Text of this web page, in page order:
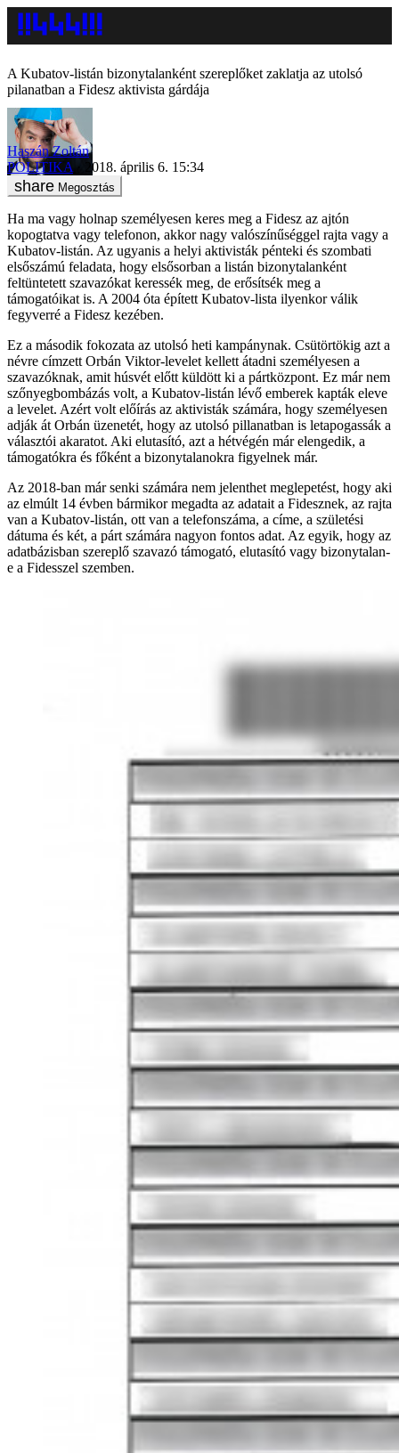
A Kubatov-listán bizonytalanként szereplőket zaklatja az utolsó
pilanatban a Fidesz aktivista gárdája
Haszán Zoltán
POLITIKA
2018. április 6. 15:34
Megosztás
Ha ma vagy holnap személyesen keres meg a Fidesz az ajtón
kopogtatva vagy telefonon, akkor nagy valószínűséggel rajta vagy a
Kubatov-listán. Az ugyanis a helyi aktivisták pénteki és szombati
elsőszámú feladata, hogy elsősorban a listán bizonytalanként
feltüntetett szavazókat keressék meg, de erősítsék meg a
támogatóikat is. A 2004 óta épített Kubatov-lista ilyenkor válik
fegyverré a Fidesz kezében.
Ez a második fokozata az utolsó heti kampánynak. Csütörtökig azt a
névre címzett Orbán Viktor-levelet kellett átadni személyesen a
szavazóknak, amit húsvét előtt küldött ki a pártközpont. Ez már nem
szőnyegbombázás volt, a Kubatov-listán lévő emberek kapták eleve
a levelet. Azért volt előírás az aktivisták számára, hogy személyesen
adják át Orbán üzenetét, hogy az utolsó pillanatban is letapogassák a
választói akaratot. Aki elutasító, azt a hétvégén már elengedik, a
támogatókra és főként a bizonytalanokra figyelnek már.
Az 2018-ban már senki számára nem jelenthet meglepetést, hogy aki
az elmúlt 14 évben bármikor megadta az adatait a Fidesznek, az rajta
van a Kubatov-listán, ott van a telefonszáma, a címe, a születési
dátuma és két, a párt számára nagyon fontos adat. Az egyik, hogy az
adatbázisban szereplő szavazó támogató, elutasító vagy bizonytalan-
e a Fidesszel szemben.